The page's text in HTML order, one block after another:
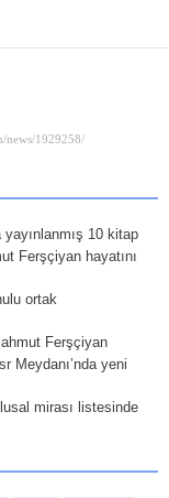
10 kitap
Ferşçiyan hayatını
ortak
Ferşçiyan
Meydanı’nda yeni
mirası listesinde